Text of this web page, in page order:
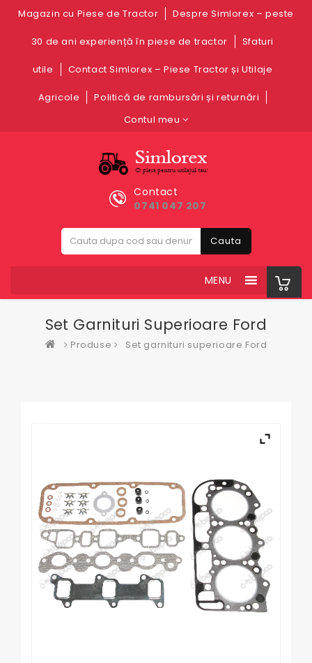
Magazin cu Piese de Tractor Despre Simlorex – peste
30 de ani experiență în piese de tractor Sfaturi
utile Contact Simlorex – Piese Tractor și Utilaje
Agricole
Politică de rambursări și returnări
Contul meu
Contact
0741 047 207
Cauta
MENU
Set Garnituri Superioare Ford
Produse Set garnituri superioare Ford